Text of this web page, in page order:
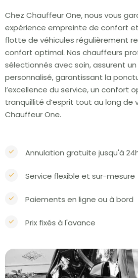
Chez Chauffeur One, nous vous
expérience empreinte de confort
flotte de véhicules régulièrement
confort optimal. Nos chauffeurs
sélectionnés avec soin, assurent
personnalisé, garantissant la
l’excellence du service, un confort
tranquillité d’esprit tout au long
Chauffeur One.
Annulation gratuite jusqu'à
Service flexible et sur-mesure
Paiements en ligne ou à bord
Prix fixés à l'avance